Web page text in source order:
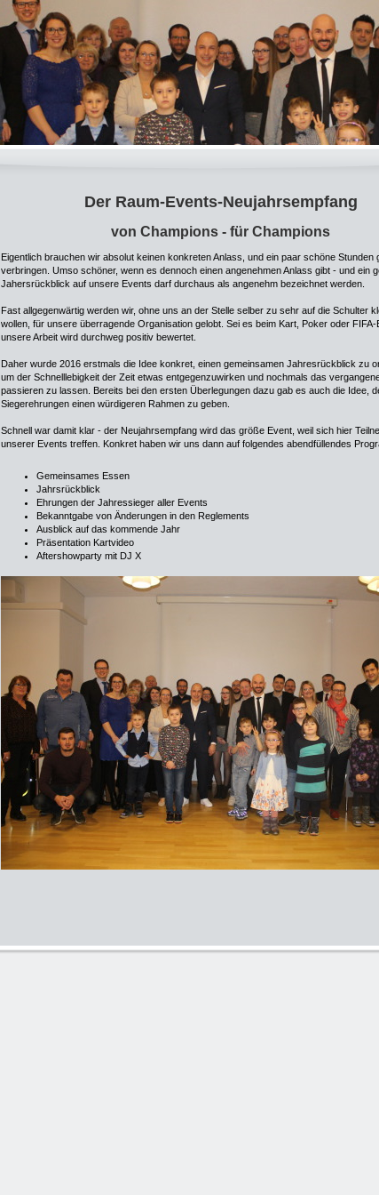
Der Raum-Events-Neujahrsempfang
von Champions - für Champions
Eigentlich brauchen wir absolut keinen konkreten Anlass, und ein paar schöne Stunden
verbringen. Umso schöner, wenn es dennoch einen angenehmen Anlass gibt - und ein
Jahersrückblick auf unsere Events darf durchaus als angenehm bezeichnet werden.
Fast allgegenwärtig werden wir, ohne uns an der Stelle selber zu sehr auf die Schulter
wollen, für unsere überragende Organisation gelobt. Sei es beim Kart, Poker oder FIFA-
unsere Arbeit wird durchweg positiv bewertet.
Daher wurde 2016 erstmals die Idee konkret, einen gemeinsamen Jahresrückblick zu
um der Schnelllebigkeit der Zeit etwas entgegenzuwirken und nochmals das
passieren zu lassen. Bereits bei den ersten Überlegungen dazu gab es auch die Idee,
Siegerehrungen einen würdigeren Rahmen zu geben.
Schnell war damit klar - der Neujahrsempfang wird das größe Event, weil sich hier
unserer Events treffen. Konkret haben wir uns dann auf folgendes abendfüllendes
Gemeinsames Essen
Jahrsrückblick
Ehrungen der Jahressieger aller Events
Bekanntgabe von Änderungen in den Reglements
Ausblick auf das kommende Jahr
Präsentation Kartvideo
Aftershowparty mit DJ X